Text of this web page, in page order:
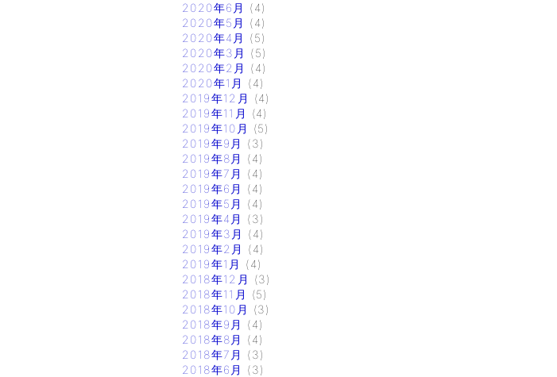
2020年6月
(4)
2020年5月
(4)
2020年4月
(5)
2020年3月
(5)
2020年2月
(4)
2020年1月
(4)
2019年12月
(4)
2019年11月
(4)
2019年10月
(5)
2019年9月
(3)
2019年8月
(4)
2019年7月
(4)
2019年6月
(4)
2019年5月
(4)
2019年4月
(3)
2019年3月
(4)
2019年2月
(4)
2019年1月
(4)
2018年12月
(3)
2018年11月
(5)
2018年10月
(3)
2018年9月
(4)
2018年8月
(4)
2018年7月
(3)
2018年6月
(3)